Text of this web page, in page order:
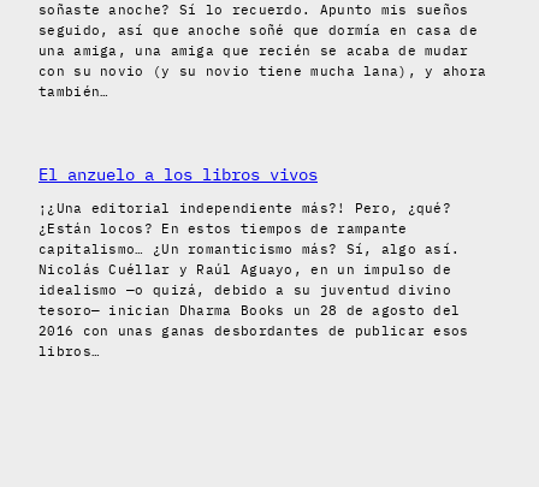
soñaste anoche? Sí lo recuerdo. Apunto mis sueños
seguido, así que anoche soñé que dormía en casa de
una amiga, una amiga que recién se acaba de mudar
con su novio (y su novio tiene mucha lana), y ahora
también…
El anzuelo a los libros vivos
¡¿Una editorial independiente más?! Pero, ¿qué?
¿Están locos? En estos tiempos de rampante
capitalismo… ¿Un romanticismo más? Sí, algo así.
Nicolás Cuéllar y Raúl Aguayo, en un impulso de
idealismo —o quizá, debido a su juventud divino
tesoro— inician Dharma Books un 28 de agosto del
2016 con unas ganas desbordantes de publicar esos
libros…